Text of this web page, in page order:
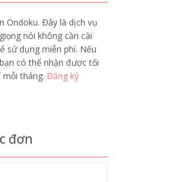
Ondoku. Đây là dịch vụ
nói không cần cài
sử dụng miễn phí. Nếu
có thể nhận được tối
tháng. Đăng ký
đơn